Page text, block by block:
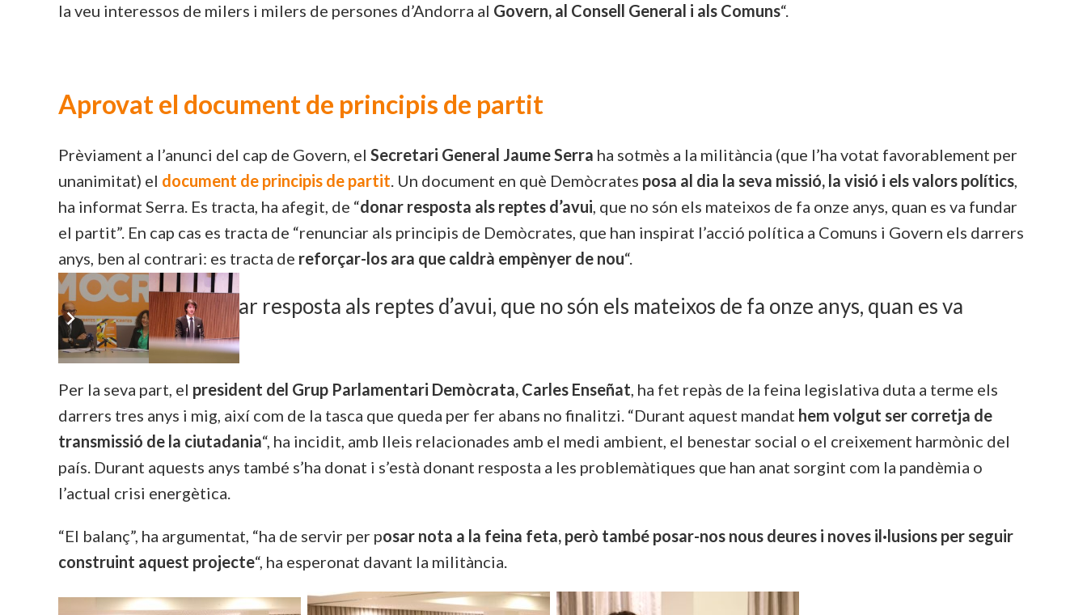
la veu interessos de milers i milers de persones d’Andorra al Govern, al Consell General i als Comuns“.
Aprovat el document de principis de partit
Prèviament a l’anunci del cap de Govern, el Secretari General Jaume Serra ha sotmès a la militància (que l’ha votat favorablement per
unanimitat) el document de principis de partit. Un document en què Demòcrates posa al dia la seva missió, la visió i els valors polítics,
ha informat Serra. Es tracta, ha afegit, de “donar resposta als reptes d’avui, que no són els mateixos de fa onze anys, quan es va fundar
el partit”. En cap cas es tracta de “renunciar als principis de Demòcrates, que han inspirat l’acció política a Comuns i Govern els darrers
anys, ben al contrari: es tracta de reforçar-los ara que caldrà empènyer de nou“.
Es tracta de donar resposta als reptes d’avui, que no són els mateixos de fa onze anys, quan es va
fundar el partit
Per la seva part, el president del Grup Parlamentari Demòcrata, Carles Enseñat, ha fet repàs de la feina legislativa duta a terme els
darrers tres anys i mig, així com de la tasca que queda per fer abans no finalitzi. “Durant aquest mandat hem volgut ser corretja de
transmissió de la ciutadania“, ha incidit, amb lleis relacionades amb el medi ambient, el benestar social o el creixement harmònic del
país. Durant aquests anys també s’ha donat i s’està donant resposta a les problemàtiques que han anat sorgint com la pandèmia o
l’actual crisi energètica.
“El balanç”, ha argumentat, “ha de servir per posar nota a la feina feta, però també posar-nos nous deures i noves il·lusions per seguir
construint aquest projecte“, ha esperonat davant la militància.